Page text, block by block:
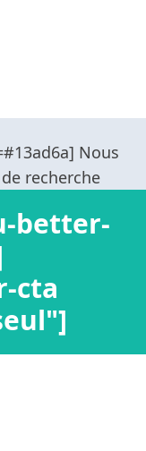
better-
cta